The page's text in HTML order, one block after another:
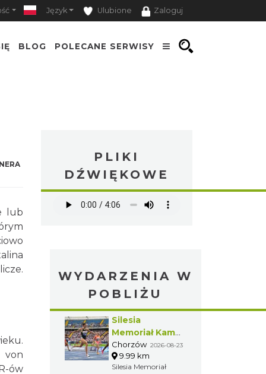
Język Ulubione Zaloguj
BLOG POLECANE SERWISY
lub
von
ów
PLIKI
DŹWIĘKOWE
WYDARZENIA W
POBLIŻU
Silesia
Memoriał Kamili
Skolimowskiej
Chorzów 2026-08-23
9.99 km
Silesia Memoriał